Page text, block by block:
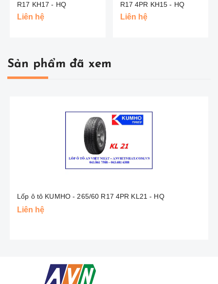
R17 KH17 - HQ
Liên hệ
R17 4PR KH15 - HQ
Liên hệ
Sản phẩm đã xem
Lốp ô tô KUMHO - 265/60 R17 4PR KL21 - HQ
Liên hệ